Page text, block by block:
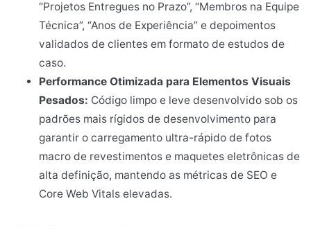
“Projetos Entregues no Prazo”, “Membros na Equipe
Técnica”, “Anos de Experiência” e depoimentos
validados de clientes em formato de estudos de
caso.
Performance Otimizada para Elementos Visuais
Pesados: Código limpo e leve desenvolvido sob os
padrões mais rígidos de desenvolvimento para
garantir o carregamento ultra-rápido de fotos
macro de revestimentos e maquetes eletrônicas de
alta definição, mantendo as métricas de SEO e
Core Web Vitals elevadas.